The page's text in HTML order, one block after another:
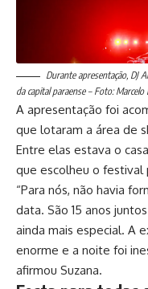
Durante apresentação, DJ
da capital paraense – Foto: Marcelo
A apresentação foi
que lotaram a área de
Entre elas estava o
que escolheu o festival
“Para nós, não havia
data. São 15 anos
ainda mais especial. A
enorme e a noite foi
afirmou Suzana.